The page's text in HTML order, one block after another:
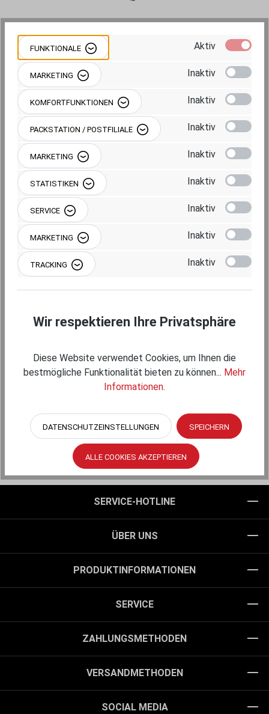
5.917,95 €
Preise inkl. MwSt. zzgl. Versandkosten
Sofort verfügbar, Lieferzeit: ca. 1-2
Werktage
Produkt Anzahl: Gib den gewünschten
IN DEN WARENKORB
Produktnummer: RAM-B-201U-A-200
Beschreibung
SERVICE-HOTLINE
ÜBER UNS
PRODUKTINFORMATIONEN
SERVICE
ZAHLUNGSMETHODEN
VERSANDMETHODEN
SOCIAL MEDIA
FUNKTIONALE Aktiv
MARKETING Inaktiv
KOMFORTFUNKTIONEN Inaktiv
PACKSTATION / POSTFILIALE Inaktiv
MARKETING Inaktiv
STATISTIKEN Inaktiv
SERVICE Inaktiv
MARKETING Inaktiv
TRACKING Inaktiv
Wir respektieren Ihre Privatsphäre
Diese Website verwendet Cookies, um Ihnen die
bestmögliche Funktionalität bieten zu können... Mehr
Informationen.
DATENSCHUTZEINSTELLUNGEN SPEICHERN
ALLE COOKIES AKZEPTIEREN